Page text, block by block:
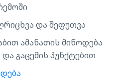
და შეფუთვა
ამანათის მიწოდება
და გაცემის პუნქტებით